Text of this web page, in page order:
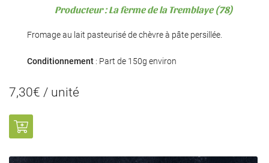
Il n'y a aucun produit dans votre panier
0
l'adresse email indiqué ci-dessus. Vous pouvez vous désinscrire à tout moment en
Producteur : La ferme de la Tremblaye (78)
Fromage au lait pasteurisé de chèvre à pâte persillée.
Conditionnement : Part de 150g environ
7,30€ / unité